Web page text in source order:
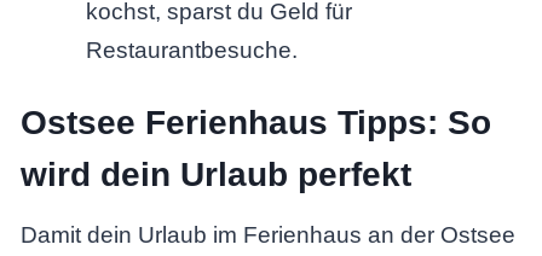
kochst, sparst du Geld für
Restaurantbesuche.
Ostsee Ferienhaus Tipps: So
wird dein Urlaub perfekt
Damit dein Urlaub im Ferienhaus an der Ostsee